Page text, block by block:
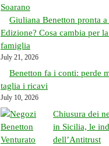
Giuliana Benetton pronta a
Edizione? Cosa cambia per
famiglia
July 21, 2026
Benetton fa i conti: perde
taglia i ricavi
July 10, 2026
Chiusura dei
in Sicilia, le
dell’Antitrust